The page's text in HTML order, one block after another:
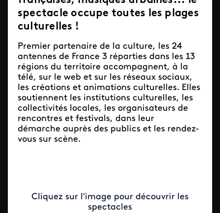
spectacle occupe toutes les plages
culturelles !
Premier partenaire de la culture, les 24
antennes de France 3 réparties dans les 13
régions du territoire accompagnent, à la
télé, sur le web et sur les réseaux sociaux,
les créations et animations culturelles. Elles
soutiennent les institutions culturelles, les
collectivités locales, les organisateurs de
rencontres et festivals, dans leur
démarche auprès des publics et les rendez-
vous sur scène.
Cliquez sur l'image pour découvrir les
spectacles